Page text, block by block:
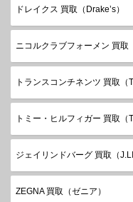
ドレイクス 買取（Drake’s）
ニコルクラブフォーメン 買取
トランスコンチネンツ 買取（
トミー・ヒルフィガー 買取（
ジェイリンドバーグ 買取（
ZEGNA 買取（ゼニア）